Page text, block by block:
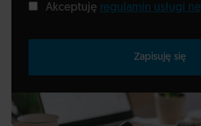
Akceptuję regulamin usługi
Zapisuję się